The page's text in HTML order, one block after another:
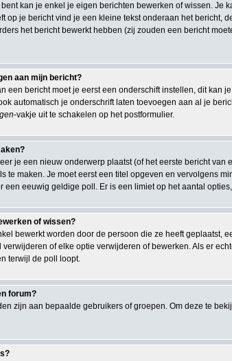
kan je enkel je eigen berichten bewerken of wissen.
op je bericht vind je een kleine tekst onderaan het
het bericht bewerkt hebben (zij zouden een bericht
aan mijn bericht?
een bericht moet je eerst een onderschift instellen, dit kan
automatisch je onderschrift laten toevoegen aan al je
-vakje uit te schakelen op het postformulier.
je een nieuw onderwerp plaatst (of het eerste bericht
te maken. Je moet eerst een titel opgeven en vervolgens
een eeuwig geldige poll. Er is een limiet op het aantal
of wissen?
bewerkt worden door de persoon die ze heeft geplaatst,
of elke optie verwijderen of bewerken. Als er
terwijl de poll loopt.
forum?
zijn aan bepaalde gebruikers of groepen. Om deze te